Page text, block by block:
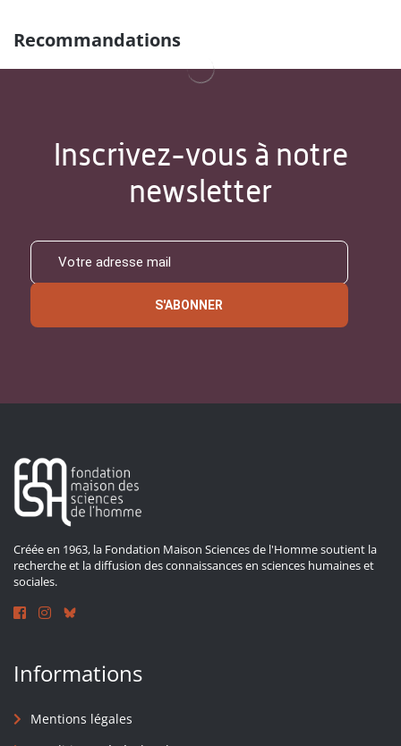
Recommandations
Inscrivez-vous à notre
newsletter
S'ABONNER
Créée en 1963, la Fondation Maison Sciences de l'Homme soutient la
recherche et la diffusion des connaissances en sciences humaines et
sociales.
Informations
Mentions légales